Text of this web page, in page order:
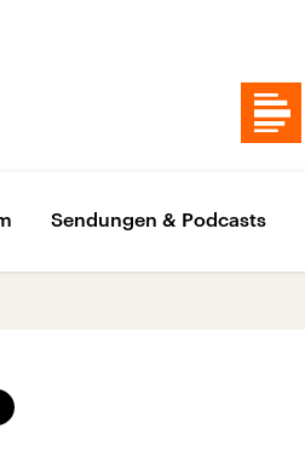
Sendungen & Podcasts